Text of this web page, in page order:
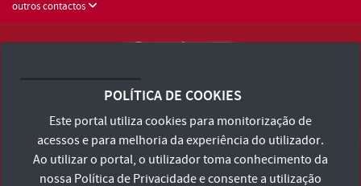
outros contactos
Consulte os Termos e Condições e Política de Privacidade
Declaração de Acessibilidade
POLÍTICA DE COOKIES
Este portal utiliza cookies para monitorização de
acessos e para melhoria da experiência do utilizador.
Ao utilizar o portal, o utilizador toma conhecimento da
nossa Política de Privacidadee consente a utilização